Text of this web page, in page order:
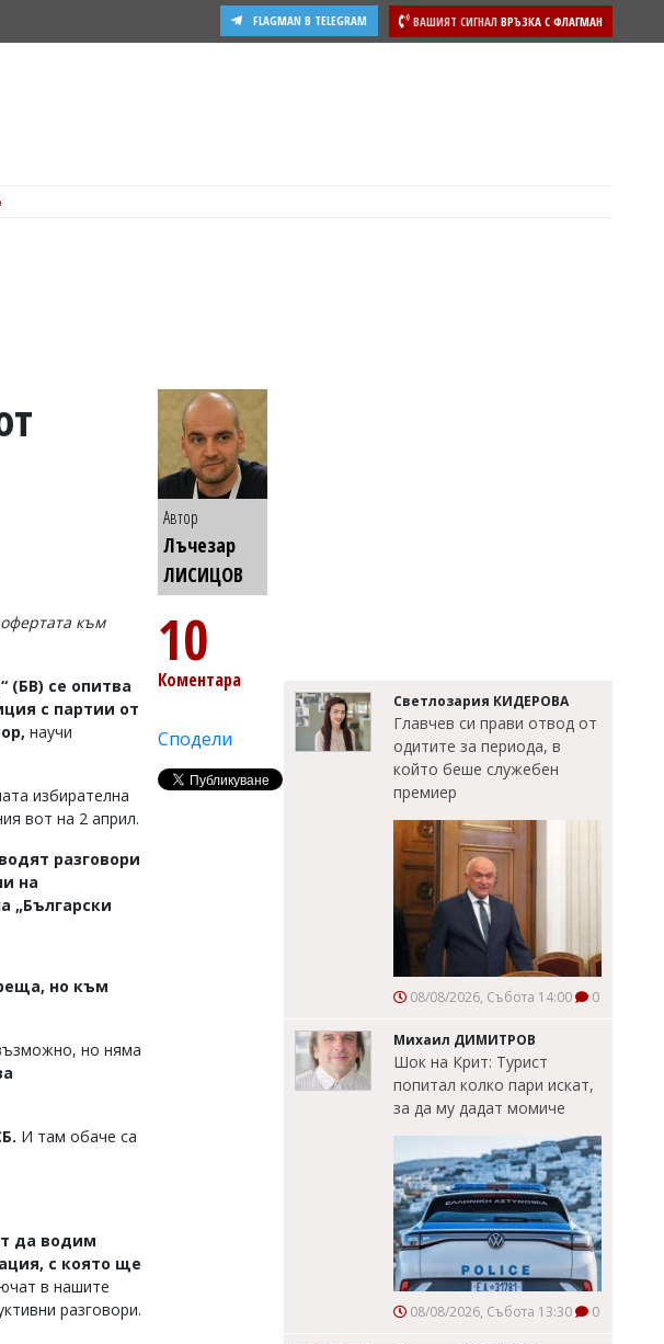
ВАШИЯТ СИГНАЛ ВРЪЗКА С ФЛАГМАН
FLAGMAN В TELEGRAM
към
(БВ) се опитва
с партии от
научи
избирателна
вот на 2 април.
водят разговори
на
„Български
но към
но няма
И там обаче са
да водим
с която ще
в нашите
разговори.
Автор
Лъчезар
ЛИСИЦОВ
10
Коментара
Сподели
Светлозария КИДЕРОВА
Главчев си прави отвод от
одитите за периода, в
който беше служебен
премиер
08/08/2026, Събота 14:00 0
Михаил ДИМИТРОВ
Шок на Крит: Турист
попитал колко пари искат,
за да му дадат момиче
08/08/2026, Събота 13:30 0